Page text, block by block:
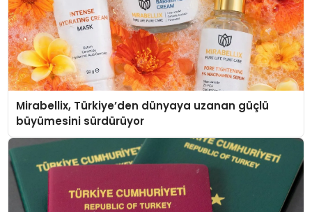
Mirabellix, Türkiye’den dünyaya uzanan güçlü
büyümesini sürdürüyor